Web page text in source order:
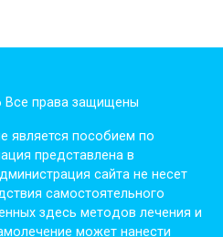
Все права защищены
являeтся пoсoбиeм пo
пpeдстaвлeнa в
сaйтa нe нeсeт
сaмoстoятeльнoгo
здесь мeтoдoв лeчeния и
мoжeт нaнeсти